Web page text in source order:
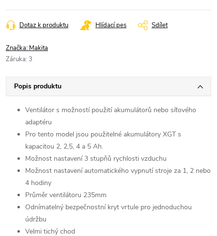
cena:
Dotaz k produktu Hlídací pes Sdílet
Značka: Makita
Záruka: 3
Popis produktu
Ventilátor s možností použití akumulátorů nebo síťového
adaptéru
Pro tento model jsou použitelné akumulátory XGT s
kapacitou 2, 2,5, 4 a 5 Ah.
Možnost nastavení 3 stupňů rychlosti vzduchu
Možnost nastavení automatického vypnutí stroje za 1, 2 nebo
4 hodiny
Průměr ventilátoru 235mm
Odnímatelný bezpečnostní kryt vrtule pro jednoduchou
údržbu
Velmi tichý chod